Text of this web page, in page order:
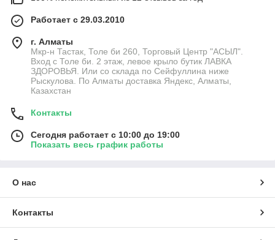
Работает с 29.03.2010
г. Алматы
Мкр-н Тастак, Толе би 260, Торговый Центр "АСЫЛ".
Вход с Толе би. 2 этаж, левое крыло бутик ЛАВКА
ЗДОРОВЬЯ. Или со склада по Сейфуллина ниже
Рыскулова. По Алматы доставка Яндекс, Алматы,
Казахстан
Контакты
Сегодня работает с 10:00 до 19:00
Показать весь график работы
О нас
Контакты